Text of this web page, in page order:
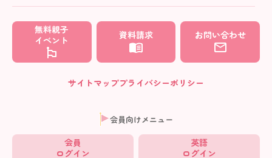
無料親子
イベント
資料請求 お問い合わせ
サイトマッププライバシーポリシー
会員向けメニュー
会員
ログイン
英語
ログイン